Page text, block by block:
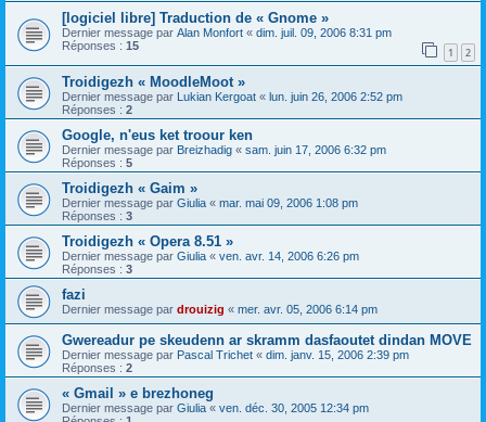
[logiciel libre] Traduction de « Gnome »
Dernier message par Alan Monfort « dim. juil. 09, 2006 8:31 pm
Réponses : 15 1 2
Troidigezh « MoodleMoot »
Dernier message par Lukian Kergoat « lun. juin 26, 2006 2:52 pm
Réponses : 2
Google, n'eus ket troour ken
Dernier message par Breizhadig « sam. juin 17, 2006 6:32 pm
Réponses : 5
Troidigezh « Gaim »
Dernier message par Giulia « mar. mai 09, 2006 1:08 pm
Réponses : 3
Troidigezh « Opera 8.51 »
Dernier message par Giulia « ven. avr. 14, 2006 6:26 pm
Réponses : 3
fazi
Dernier message par drouizig « mer. avr. 05, 2006 6:14 pm
Gwereadur pe skeudenn ar skramm dasfaoutet dindan MOVE
Dernier message par Pascal Trichet « dim. janv. 15, 2006 2:39 pm
Réponses : 2
« Gmail » e brezhoneg
Dernier message par Giulia « ven. déc. 30, 2005 12:34 pm